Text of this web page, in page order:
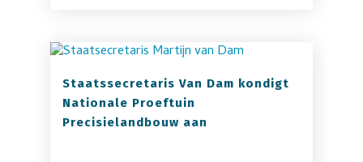
Staatssecretaris Van Dam kondigt
Nationale Proeftuin
Precisielandbouw aan